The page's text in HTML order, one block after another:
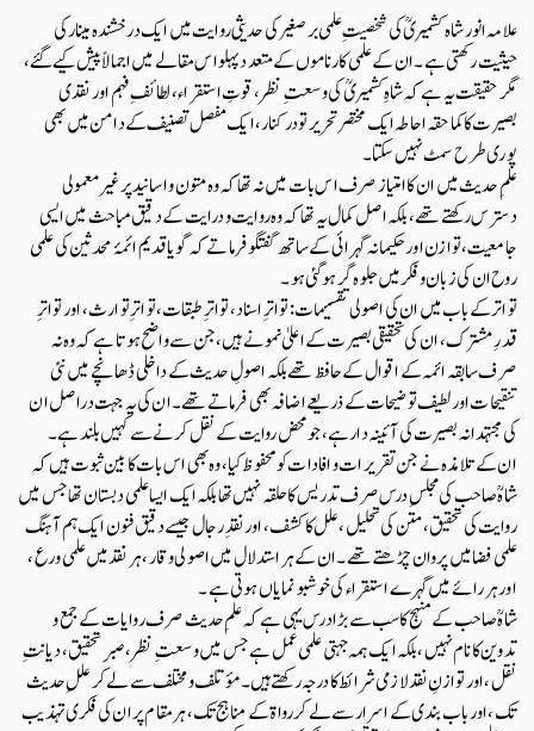
علامہ انور شاہ کشمیریؒ کی شخصیتِ علمی برصغیر کی حدیثی روایت میں ایک درخشندہ مینار کی
حیثیت رکھتی ہے۔ ان کے علمی کارناموں کے متعدد پہلو اس مقالے میں اجمالاً پیش کیے گئے،
مگر حقیقت یہ ہے کہ شاہِ کشمیریؒ کی وسعتِ نظر، قوتِ استقراء، لطائفِ فہم اور نقدی
بصیرت کا کماحقہ احاطہ ایک مختصر تحریر تو درکنار، ایک مفصل تصنیف کے دامن میں بھی
پوری طرح سمٹ نہیں سکتا۔
علمِ حدیث میں ان کا امتیاز صرف اس بات میں نہ تھا کہ وہ متون و اسانید پر غیر معمولی
دسترس رکھتے تھے، بلکہ اصل كمال یہ تھا کہ وہ روایت و درایت کے دقیق مباحث میں ایسی
جامعیت، توازن اور حکیمانہ گہرائی کے ساتھ گفتگو فرماتے کہ گویا قدیم ائمۂ محدثین کی علمی
روح ان کی زبان و فکر میں جلوہ گر ہو گئی ہو۔
تواتر کے باب میں ان کی اصولی تقسیمات: تواترِ اسناد، تواترِ طبقات، تواترِ توارث، اور تواترِ
قدرِ مشترک، ان کی تحقیقی بصیرت کے اعلیٰ نمونے ہیں، جن سے واضح ہوتا ہے کہ وہ نہ
صرف سابقہ ائمہ کے اقوال کے حافظ تھے بلکہ اصولِ حدیث کے داخلی ڈھانچے میں نئی
تنقیحات اور لطیف توضیحات کے ذریعے اضافہ بھی فرماتے تھے۔ ان کی یہ جہت دراصل ان
کی مجتہدانہ بصیرت کی آئینہ دار ہے، جو محض روایت کے نقل کرنے سے کہیں بلند ہے۔
ان کے تلامذہ نے جن تقریرات و افادات کو محفوظ کیا، وہ بھی اس بات کا بین ثبوت ہیں کہ
شاہؒ صاحب کی مجلسِ درس صرف تدریس کا حلقہ نہیں تھا بلکہ ایک ایسا علمی دبستان تھا جس میں
روایت کی تحقیق، متن کی تحلیل، علل کا کشف، اور نقدِ رجال جیسے دقیق فنون ایک ہم آہنگ
علمی فضا میں پروان چڑھتے تھے۔ ان کے ہر استدلال میں اصولی وقار، ہر نقد میں علمی ورع،
اور ہر رائے میں گہرے استقراء کی خوشبو نمایاں ہوتی ہے۔
شاہؒ صاحب کے منہج کا سب سے بڑا درس یہی ہے کہ علمِ حدیث صرف روایات کے جمع و
تدوین کا نام نہیں، بلکہ ایک ہمہ جہتی علمی عمل ہے جس میں وسعتِ نظر، صبرِ تحقیق، دیانتِ
نقل، اور توازنِ نقد لازمی شرائط کا درجہ رکھتے ہیں۔ مؤتلف و مختلف سے لے کر عللِ حدیث
تک، اور باب بندی کے اسرار سے لے کر رواۃ کے مناہج تک، ہر مقام پر ان کی فکری تہذیب